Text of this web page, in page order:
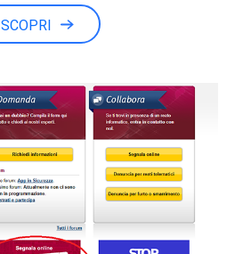
SCOPRI